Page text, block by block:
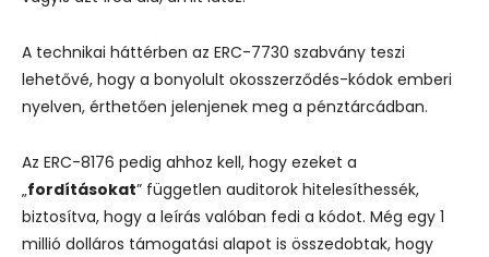
A technikai háttérben az ERC-7730 szabvány teszi
lehetővé, hogy a bonyolult okosszerződés-kódok emberi
nyelven, érthetően jelenjenek meg a pénztárcádban.
Az ERC-8176 pedig ahhoz kell, hogy ezeket a
„fordításokat” független auditorok hitelesíthessék,
biztosítva, hogy a leírás valóban fedi a kódot. Még egy 1
millió dolláros támogatási alapot is összedobtak, hogy